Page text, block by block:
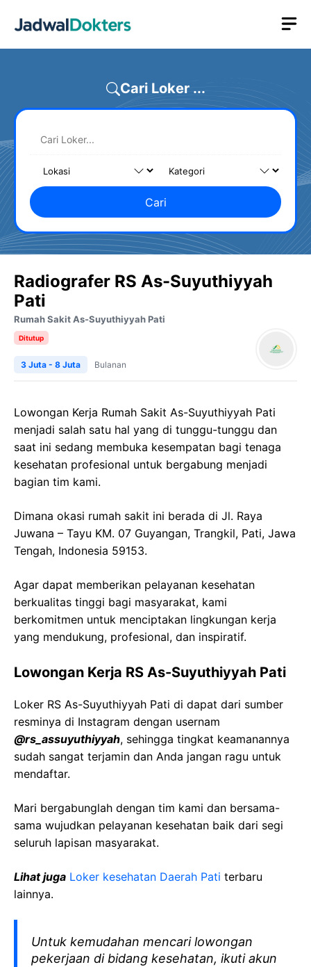
Cari Loker ...
Cari
Radiografer RS As-Suyuthiyyah
Pati
Rumah Sakit As-Suyuthiyyah Pati
Ditutup
3 Juta - 8 Juta Bulanan
Lowongan Kerja Rumah Sakit As-Suyuthiyyah Pati
menjadi salah satu hal yang di tunggu-tunggu dan
saat ini sedang membuka kesempatan bagi tenaga
kesehatan profesional untuk bergabung menjadi
bagian tim kami.
Dimana okasi rumah sakit ini berada di Jl. Raya
Juwana – Tayu KM. 07 Guyangan, Trangkil, Pati, Jawa
Tengah, Indonesia 59153.
Agar dapat memberikan pelayanan kesehatan
berkualitas tinggi bagi masyarakat, kami
berkomitmen untuk menciptakan lingkungan kerja
yang mendukung, profesional, dan inspiratif.
Lowongan Kerja RS As-Suyuthiyyah Pati
Loker RS As-Suyuthiyyah Pati di dapat dari sumber
resminya di Instagram dengan usernam
@rs_assuyuthiyyah, sehingga tingkat keamanannya
sudah sangat terjamin dan Anda jangan ragu untuk
mendaftar.
Mari bergabunglah dengan tim kami dan bersama-
sama wujudkan pelayanan kesehatan baik dari segi
seluruh lapisan masyarakat.
Lihat juga Loker kesehatan Daerah Pati terbaru
lainnya.
Untuk kemudahan mencari lowongan
pekerjaan di bidang kesehatan, ikuti akun